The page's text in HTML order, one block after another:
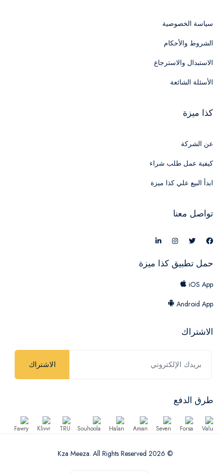
سياسة الخصوصية
الشروط والأحكام
الاستبدال والاسترجاع
الأسئلة الشائعة
كذا ميزة
عن الشركة
كيفية عمل طلب شراء
ابدأ البيع علي كذا ميزة
تواصل معنا
حمل تطبيق كذا ميزة
iOS App
Android App
الاشتراك
الاشتراك
طرق الدفع
© 2026 Kza Meeza. All Rights Reserved